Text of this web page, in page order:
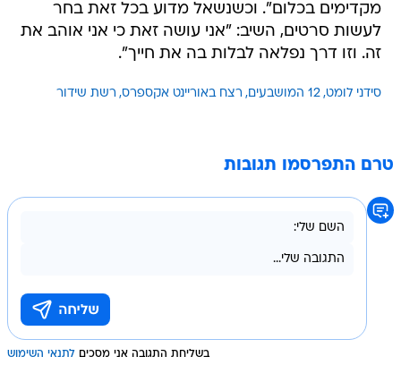
מקדימים בכלום". וכשנשאל מדוע בכל זאת בחר
לעשות סרטים, השיב: "אני עושה זאת כי אני אוהב את
זה. וזו דרך נפלאה לבלות בה את חייך".
סידני לומט 12 המושבעים רצח באוריינט אקספרס רשת שידור
טרם התפרסמו תגובות
בשליחת התגובה אני מסכים לתנאי השימוש